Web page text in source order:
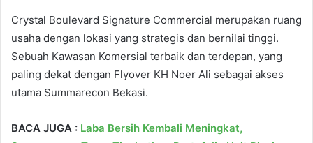
Crystal Boulevard Signature Commercial merupakan ruang
usaha dengan lokasi yang strategis dan bernilai tinggi.
Sebuah Kawasan Komersial terbaik dan terdepan, yang
paling dekat dengan Flyover KH Noer Ali sebagai akses
utama Summarecon Bekasi.
BACA JUGA : Laba Bersih Kembali Meningkat,